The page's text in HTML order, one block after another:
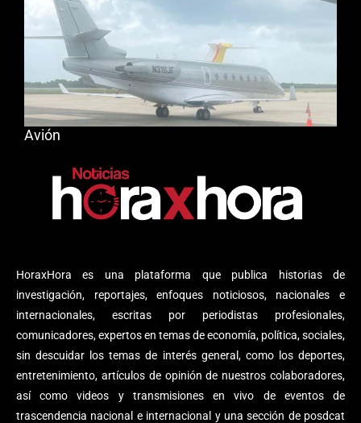
HoraxHora es una plataforma que publica historias de
investigación, reportajes, enfoques noticiosos, nacionales e
internacionales, escritas por periodistas profesionales,
comunicadores, expertos en temas de economía, política, sociales,
sin descuidar los temas de interés general, como los deportes,
entretenimiento, artículos de opinión de nuestros colaboradores,
así como videos y transmisiones en vivo de eventos de
trascendencia nacional e internacional y una sección de posdcat
Avión